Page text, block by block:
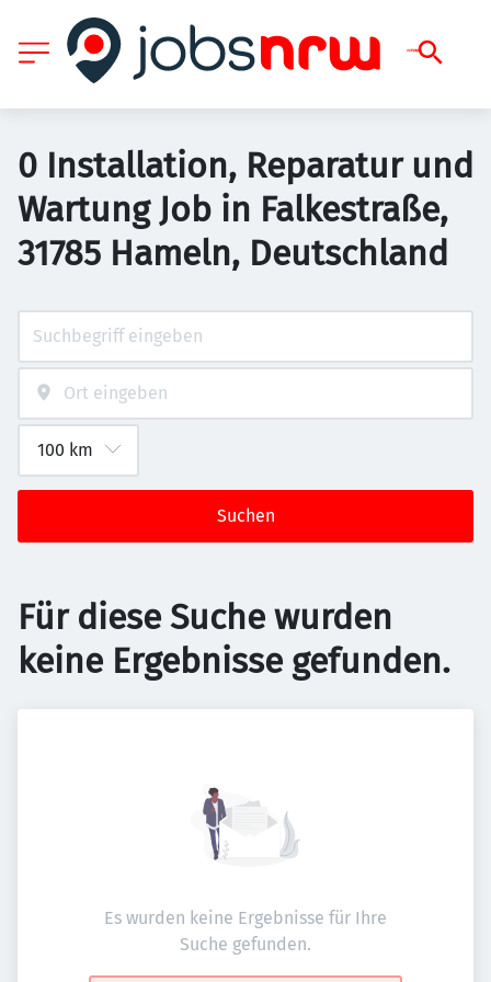
0 Installation, Reparatur und
Wartung Job in Falkestraße,
31785 Hameln, Deutschland
Suchen
Für diese Suche wurden
keine Ergebnisse gefunden.
Es wurden keine Ergebnisse für Ihre
Suche gefunden.